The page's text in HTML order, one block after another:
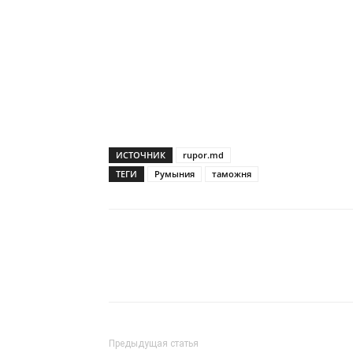
ИСТОЧНИК
rupor.md
ТЕГИ
Румыния таможня
Предыдущая статья